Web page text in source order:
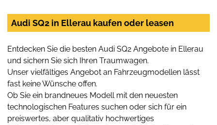
Audi SQ2 in Ellerau kaufen oder leasen
Entdecken Sie die besten Audi SQ2 Angebote in Ellerau
und sichern Sie sich Ihren Traumwagen.
Unser vielfältiges Angebot an Fahrzeugmodellen lässt
fast keine Wünsche offen.
Ob Sie ein brandneues Modell mit den neuesten
technologischen Features suchen oder sich für ein
preiswertes, aber qualitativ hochwertiges